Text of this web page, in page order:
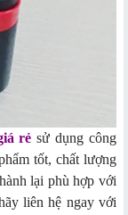
rẻ sử dụng công
tốt, chất lượng
lại phù hợp với
liên hệ ngay với